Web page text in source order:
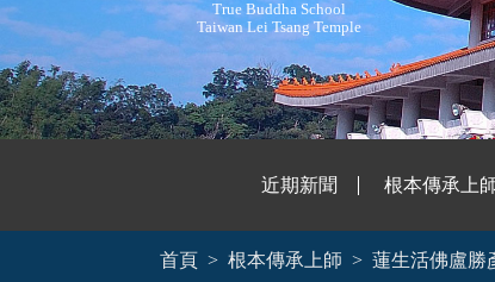
True Buddha School
Taiwan Lei Tsang Temple
近期新聞 根本傳承上
首頁 根本傳承上師 蓮生活佛盧勝